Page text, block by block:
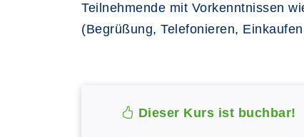
Teilnehmende mit Vorkenntnissen
(Begrüßung, Telefonieren,
Dieser Kurs ist buchbar!